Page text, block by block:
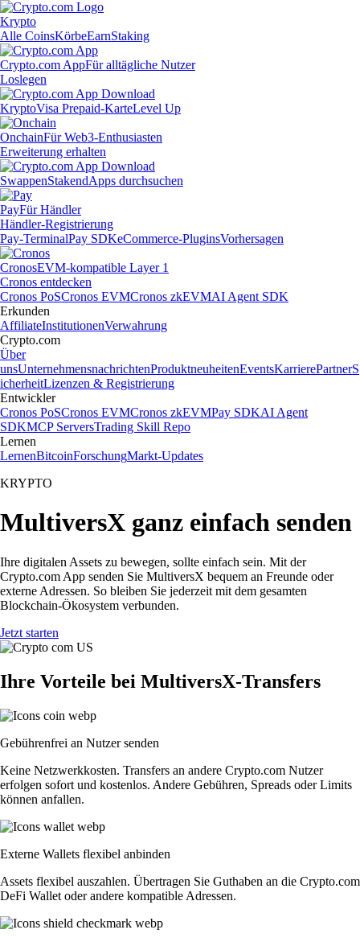
Krypto
Alle CoinsKörbeEarnStaking
Crypto.com AppFür alltägliche Nutzer
Loslegen
KryptoVisa Prepaid-KarteLevel Up
OnchainFür Web3-Enthusiasten
Erweiterung erhalten
SwappenStakendApps durchsuchen
PayFür Händler
Händler-Registrierung
Pay-TerminalPay SDKeCommerce-PluginsVorhersagen
CronosEVM-kompatible Layer 1
Cronos entdecken
Cronos PoSCronos EVMCronos zkEVMAI Agent SDK
Erkunden
AffiliateInstitutionenVerwahrung
Crypto.com
Über
unsUnternehmensnachrichtenProduktneuheitenEventsKarrierePartnerS
icherheitLizenzen & Registrierung
Entwickler
Cronos PoSCronos EVMCronos zkEVMPay SDKAI Agent
SDKMCP ServersTrading Skill Repo
Lernen
LernenBitcoinForschungMarkt-Updates
KRYPTO
MultiversX ganz einfach senden
Ihre digitalen Assets zu bewegen, sollte einfach sein. Mit der
Crypto.com App senden Sie MultiversX bequem an Freunde oder
externe Adressen. So bleiben Sie jederzeit mit dem gesamten
Blockchain-Ökosystem verbunden.
Jetzt starten
Ihre Vorteile bei MultiversX-Transfers
Gebührenfrei an Nutzer senden
Keine Netzwerkkosten. Transfers an andere Crypto.com Nutzer
erfolgen sofort und kostenlos. Andere Gebühren, Spreads oder Limits
können anfallen.
Externe Wallets flexibel anbinden
Assets flexibel auszahlen. Übertragen Sie Guthaben an die Crypto.com
DeFi Wallet oder andere kompatible Adressen.